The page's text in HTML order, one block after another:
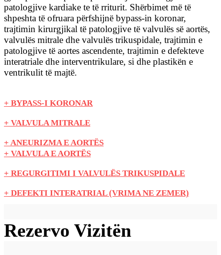
patologjive kardiake te të rriturit. Shërbimet më të
shpeshta të ofruara përfshijnë bypass-in koronar,
trajtimin kirurgjikal të patologjive të valvulës së aortës,
valvulës mitrale dhe valvulës trikuspidale, trajtimin e
patologjive të aortes ascendente, trajtimin e defekteve
interatriale dhe interventrikulare, si dhe plastikën e
ventrikulit të majtë.
+ BYPASS-I KORONAR
+ VALVULA MITRALE
+ ANEURIZMA E AORTËS
+ VALVULA E AORTËS
+ REGURGITIMI I VALVULËS TRIKUSPIDALE
+ DEFEKTI INTERATRIAL (VRIMA NE ZEMER)
Rezervo Vizitën